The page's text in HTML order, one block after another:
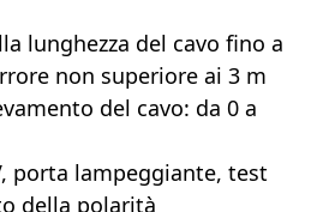
lunghezza del cavo fino a
non superiore ai 3 m
del cavo: da 0 a
porta lampeggiante, test
della polarità